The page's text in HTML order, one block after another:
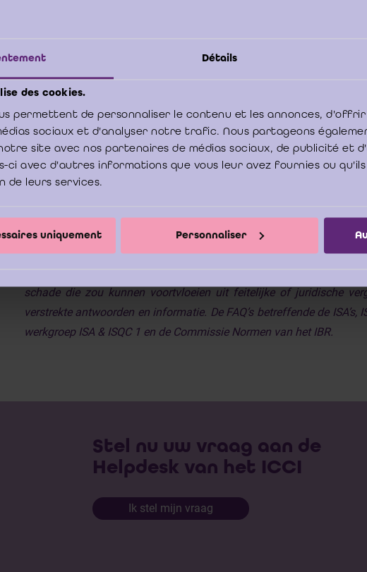
Détails
des cookies.
permettent de personnaliser le contenu et les annonces,
sociaux et d'analyser notre trafic. Nous partageons
site avec nos partenaires de médias sociaux, de publicité et
ci avec d'autres informations que vous leur avez fournies ou
de leurs services.
uniquement Personnaliser
paragraaf 22 van ISA 570 en de paragraaf 13 (b) (ii) van ISA 705 brengt
______________________________
Disclaimer: De Stichting Informatiecentrum voor het
het Instituut van de Bedrijfsrevisoren (IBR), antwoorden op
opdrachten. Deze adviezen vertegenwoordigen dus niet
formeel standpunt van het IBR kan enkel via de officiële
Uitvoerend comité worden ingewonnen. Hoewel het ICCI met de
en hiervoor beroep doet op personen met de vereiste
waarborg geboden en draagt het geen enkele contractuele en
schade die zou kunnen voortvloeien uit feitelijke of juridische
verstrekte antwoorden en informatie. De FAQ’s betreffende de ISA’s,
werkgroep ISA & ISQC 1 en de Commissie Normen van het IBR.
Stel nu uw vraag aan de
Helpdesk van het ICCI
Ik stel mijn vraag